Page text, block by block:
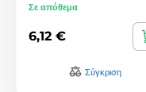
Σε απόθεμα
6,12 €
Σύγκριση